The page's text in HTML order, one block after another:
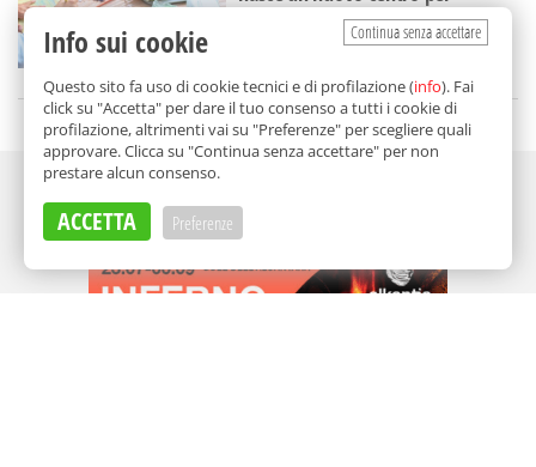
l'autismo a Palermo
diRedazione
Continua senza accettare
Info sui cookie
Questo sito fa uso di cookie tecnici e di profilazione (info). Fai
click su "Accetta" per dare il tuo consenso a tutti i cookie di
profilazione, altrimenti vai su "Preferenze" per scegliere quali
approvare. Clicca su "Continua senza accettare" per non
prestare alcun consenso.
ACCETTA Preferenze